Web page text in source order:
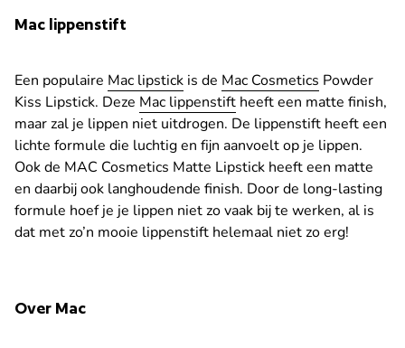
Mac lippenstift
Een populaire Mac lipstick is de Mac Cosmetics Powder
Kiss Lipstick. Deze Mac lippenstift heeft een matte finish,
maar zal je lippen niet uitdrogen. De lippenstift heeft een
lichte formule die luchtig en fijn aanvoelt op je lippen.
Ook de MAC Cosmetics Matte Lipstick heeft een matte
en daarbij ook langhoudende finish. Door de long-lasting
formule hoef je je lippen niet zo vaak bij te werken, al is
dat met zo’n mooie lippenstift helemaal niet zo erg!
Over Mac